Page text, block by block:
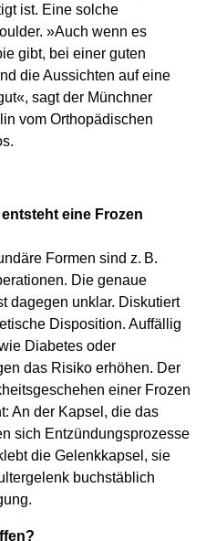
ist. Eine solche
»Auch wenn es
gibt, bei einer guten
die Aussichten auf eine
sagt der Münchner
vom Orthopädischen
eine Frozen
Formen sind z. B.
Die genaue
dagegen unklar. Diskutiert
Disposition. Auffällig
Diabetes oder
das Risiko erhöhen. Der
einer Frozen
An der Kapsel, die das
sich Entzündungsprozesse
die Gelenkkapsel, sie
buchstäblich